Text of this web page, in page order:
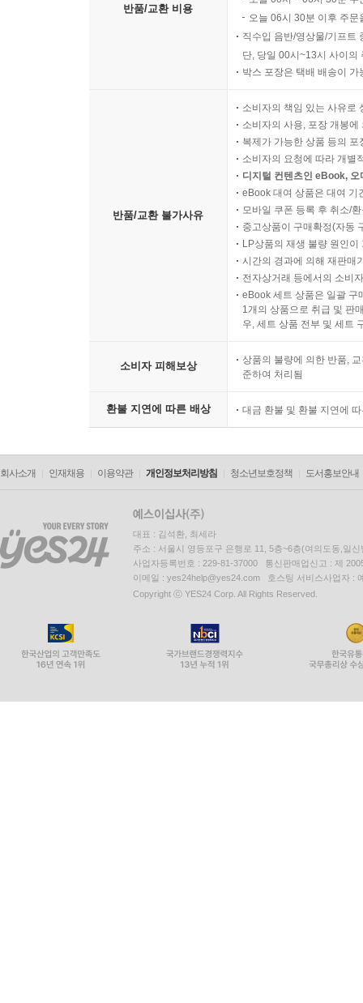
반품/교환 비용
오늘 06시 30분 이후 주
직수입 음반/영상물/기프트
단, 당일 00시~13시 사이의
박스 포장은 택배 배송이
반품/교환 불가사유
소비자의 책임 있는 사유로
소비자의 사용, 포장 개봉
복제가 가능한 상품 등의
소비자의 요청에 따라 개별
디지털 컨텐츠인 eBook,
eBook 대여 상품은 대여 기
모바일 쿠폰 등록 후 취소/
중고상품이 구매확정(자동
LP상품의 재생 불량 원인
시간의 경과에 의해 재판매
전자상거래 등에서의 소비
eBook 세트 상품은 일괄 구
1개의 상품으로 취급 및 판
우, 세트 상품 전부 및 세트
소비자 피해보상
상품의 불량에 의한 반품,
준하여 처리됨
환불 지연에 따른 배상 대금 환불 및 환불 지연에
회사소개 인재채용 이용약관 개인정보처리방침 청소년보호정책 도서홍보안내
대표 : 김석환, 최세라
주소 : 서울시 영등포구 은행로 11, 5층~6층(여의도동,일신
사업자등록번호 : 229-81-37000 통신판매업신고 : 제
이메일 : yes24help@yes24.com 호스팅 서비스사업자 :
Copyright ⓒ YES24 Corp. All Rights Reserved.